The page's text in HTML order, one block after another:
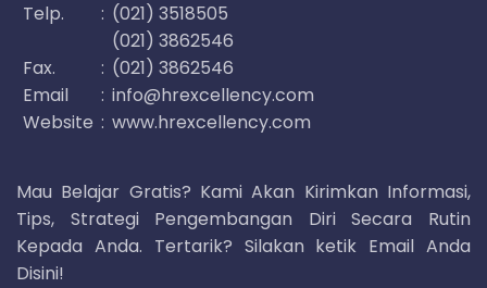
Telp.
: (021) 3518505
(021) 3862546
Fax.
: (021) 3862546
Email
: info@hrexcellency.com
Website : www.hrexcellency.com
Mau Belajar Gratis? Kami Akan Kirimkan Informasi,
Tips, Strategi Pengembangan Diri Secara Rutin
Kepada Anda. Tertarik? Silakan ketik Email Anda
Disini!